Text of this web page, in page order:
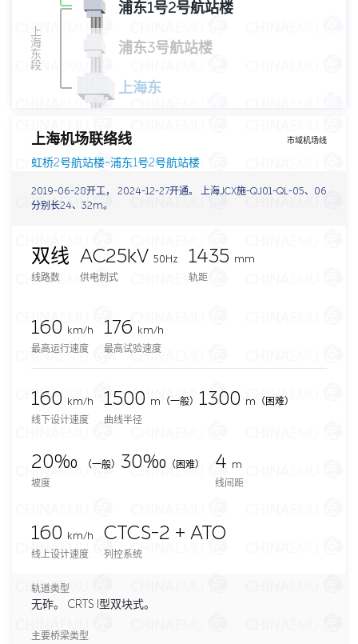
上
海
东
段
浦东1号2号航站楼
浦东3号航站楼
上海东
市域机场线
上海机场联络线
虹桥2号航站楼~浦东1号2号航站楼
2019-06-28开工， 2024-12-27开通。 上海JCX施-QJ01-QL-05、06
分别长24、32m。
双线
线路数
AC25kV 50Hz
供电制式
1435 mm
轨距
160
km/h
最高运行速度
176
km/h
最高试验速度
160
km/h
线下设计速度
1500 m （一般） 1300 m（困难）
曲线半径
20‰ （一般） 30‰ （困难）
坡度
4 m
线间距
160
km/h
线上设计速度
CTCS-2 + ATO
列控系统
轨道类型
无砟。 CRTS I型双块式。
主要桥梁类型